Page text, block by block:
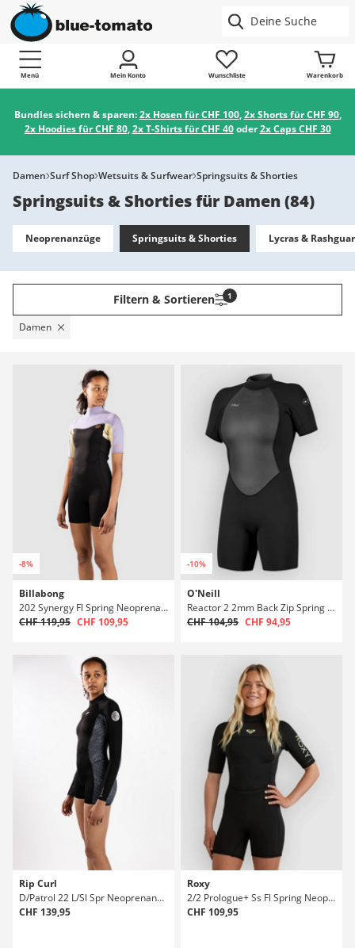
Menü Mein Konto Wunschliste Warenkorb
Bundles sichern & sparen:2x Hosen für CHF 100,2x Shorts für CHF 90,
2x Hoodies für CHF 80,2x T-Shirts für CHF 40oder2x Caps CHF 30
Damen Surf Shop Wetsuits & Surfwear Springsuits & Shorties
Springsuits & Shorties für Damen(84)
Neoprenanzüge Springsuits & Shorties Lycras &
Filtern & Sortieren 1
Damen
-8%
Billabong
202 Synergy Fl Spring Neoprenanzug
CHF 119,95 CHF 109,95
-10%
O'Neill
Reactor 2 2mm Back Zip Spring Neoprenanzug
CHF 104,95 CHF 94,95
Rip Curl
D/Patrol 22 L/Sl Spr Neoprenanzug
CHF 139,95
Roxy
2/2 Prologue+ Ss Fl Spring Neoprenanzug
CHF 109,95